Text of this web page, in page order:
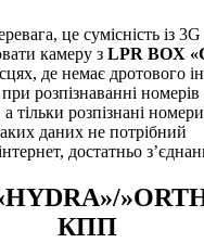
це сумісність із
камеру з LPR BOX
де немає дротового
розпізнаванні номерів
тільки розпізнані
даних не потрібний
достатньо
КПП